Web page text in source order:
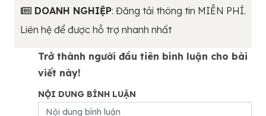
DOANH NGHIỆP: Đăng tải thông tin MIỄN PHÍ.
Liên hệ để được hỗ trợ nhanh nhất
Trở thành người đầu tiên bình luận cho bài
viết này!
NỘI DUNG BÌNH LUẬN